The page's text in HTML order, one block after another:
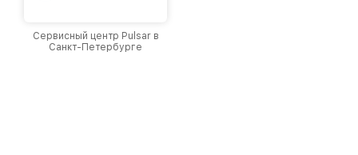
Сервисный центр Pulsar в
Санкт-Петербурге